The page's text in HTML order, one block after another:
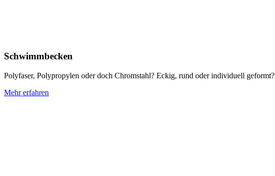
Schwimmbecken
Polyfaser, Polypropylen oder doch Chromstahl? Eckig, rund oder individuell
Mehr erfahren